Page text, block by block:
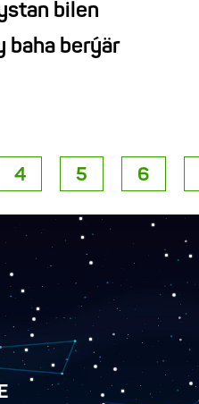
bilen
baha berýär
4 5 6